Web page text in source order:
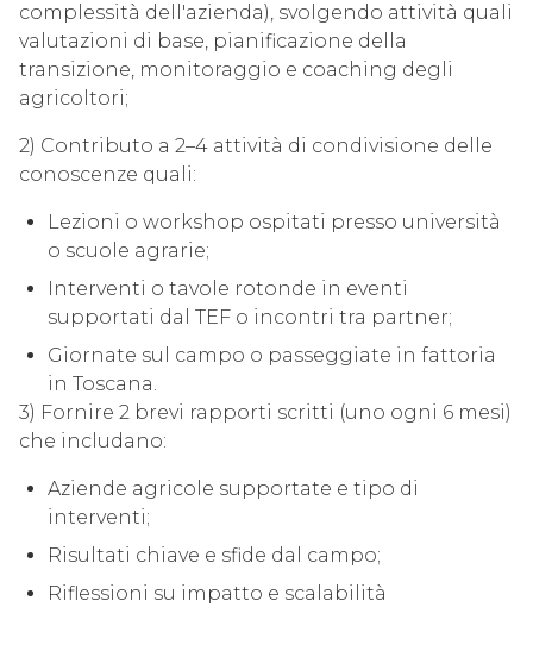
complessità dell'azienda), svolgendo attività quali
valutazioni di base, pianificazione della
transizione, monitoraggio e coaching degli
agricoltori;
2) Contributo a 2–4 attività di condivisione delle
conoscenze quali:
Lezioni o workshop ospitati presso università
o scuole agrarie;
Interventi o tavole rotonde in eventi
supportati dal TEF o incontri tra partner;
Giornate sul campo o passeggiate in fattoria
in Toscana.
3) Fornire 2 brevi rapporti scritti (uno ogni 6 mesi)
che includano:
Aziende agricole supportate e tipo di
interventi;
Risultati chiave e sfide dal campo;
Riflessioni su impatto e scalabilità